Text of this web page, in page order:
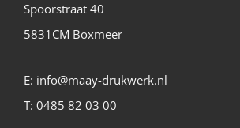
Spoorstraat 40
5831CM Boxmeer
E: info@maay-drukwerk.nl
T: 0485 82 03 00